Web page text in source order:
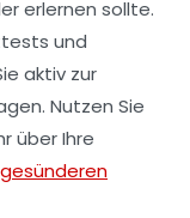
erlernen sollte.
und
aktiv zur
Nutzen Sie
über Ihre
gesünderen